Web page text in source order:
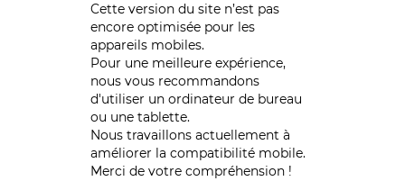
Cette version du site n’est pas
encore optimisée pour les
appareils mobiles.
Pour une meilleure expérience,
nous vous recommandons
d'utiliser un ordinateur de bureau
ou une tablette.
Nous travaillons actuellement à
améliorer la compatibilité mobile.
Merci de votre compréhension !